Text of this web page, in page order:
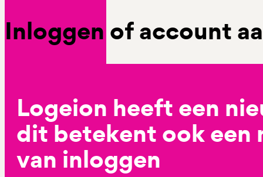
Inloggen of account
Logeion heeft een
dit betekent ook een
van inloggen